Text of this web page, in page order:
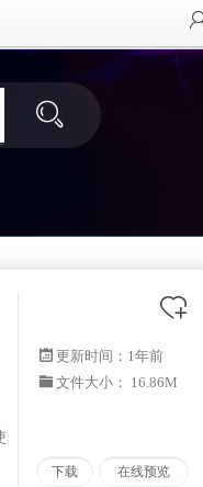
更新时间： 1年前
文件大小： 16.86M
下载 在线预览